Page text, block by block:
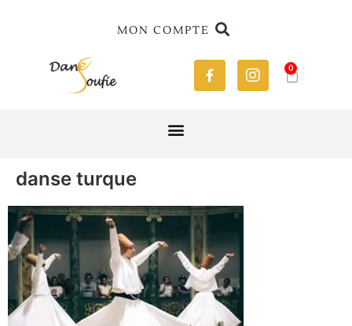
MON COMPTE
0
danse turque